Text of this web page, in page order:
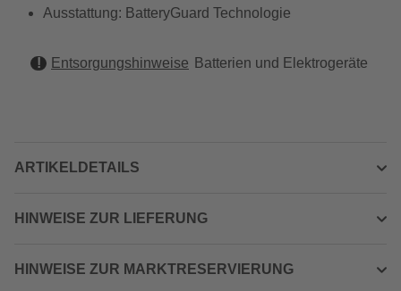
Ausstattung: BatteryGuard Technologie
Entsorgungshinweise Batterien und Elektrogeräte
ARTIKELDETAILS
HINWEISE ZUR LIEFERUNG
HINWEISE ZUR MARKTRESERVIERUNG